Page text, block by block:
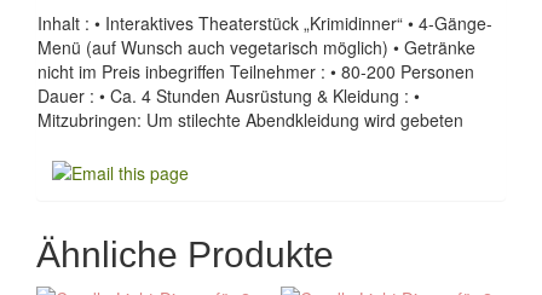
Inhalt : • Interaktives Theaterstück „Krimidinner“ • 4-Gänge-
Menü (auf Wunsch auch vegetarisch möglich) • Getränke
nicht im Preis inbegriffen Teilnehmer : • 80-200 Personen
Dauer : • Ca. 4 Stunden Ausrüstung & Kleidung : •
Mitzubringen: Um stilechte Abendkleidung wird gebeten
Ähnliche Produkte